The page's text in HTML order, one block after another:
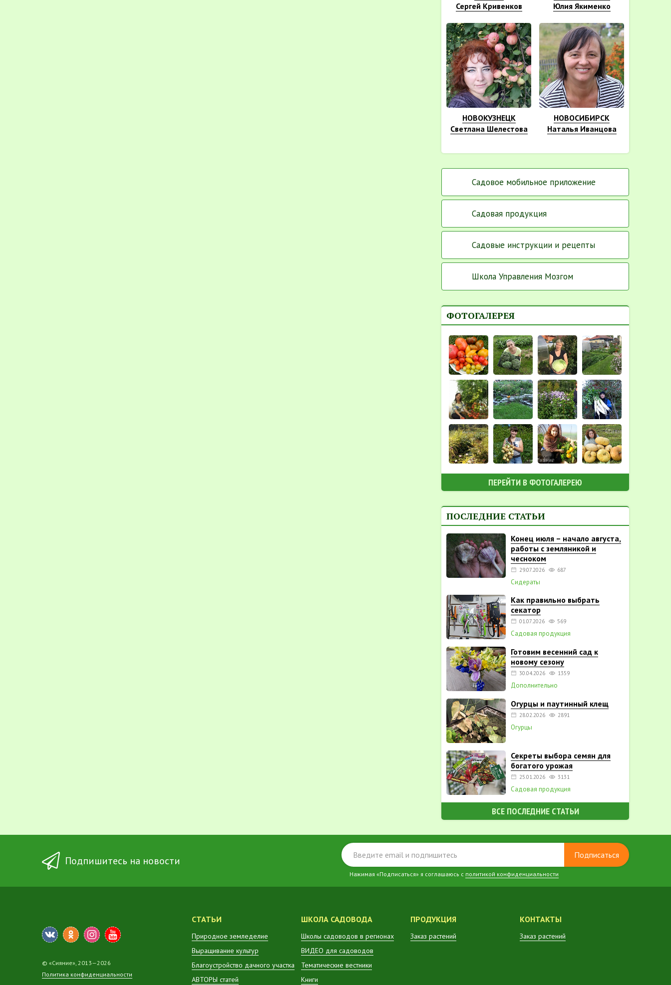
Сергей Кривенков
Юлия Якименко
НОВОКУЗНЕЦК
Светлана Шелестова
НОВОСИБИРСК
Наталья Иванцова
Садовое мобильное приложение
Садовая продукция
Садовые инструкции и рецепты
Школа Управления Мозгом
ФОТОГАЛЕРЕЯ
ПЕРЕЙТИ В ФОТОГАЛЕРЕЮ
ПОСЛЕДНИЕ СТАТЬИ
Конец июля – начало августа,
работы с земляникой и
чесноком
29.07.2026 687
Сидераты
Как правильно выбрать
секатор
01.07.2026 569
Садовая продукция
Готовим весенний сад к
новому сезону
30.04.2026 1359
Дополнительно
Огурцы и паутинный клещ
28.02.2026 2891
Огурцы
Секреты выбора семян для
богатого урожая
25.01.2026 3131
Садовая продукция
ВСЕ ПОСЛЕДНИЕ СТАТЬИ
Подпишитесь на новости Подписаться
Нажимая «Подписаться» я соглашаюсь с политикой конфиденциальности
© «Сияние», 2013—2026
Политика конфиденциальности
СТАТЬИ
Природное земледелие
Выращивание культур
Благоустройство дачного участка
АВТОРЫ статей
ШКОЛА САДОВОДА
Школы садоводов в регионах
ВИДЕО для садоводов
Тематические вестники
Книги
ПРОДУКЦИЯ
Заказ растений
КОНТАКТЫ
Заказ растений